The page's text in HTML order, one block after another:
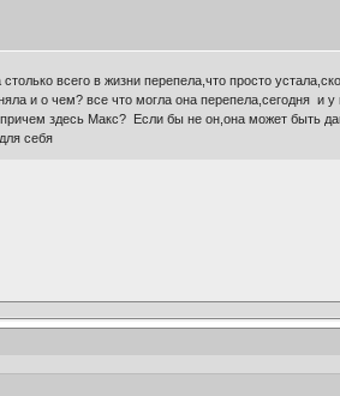
всего в жизни перепела,что просто
и о чем? все что могла она перепела,сегодня и
здесь Макс? Если бы не он,она может быть
себя